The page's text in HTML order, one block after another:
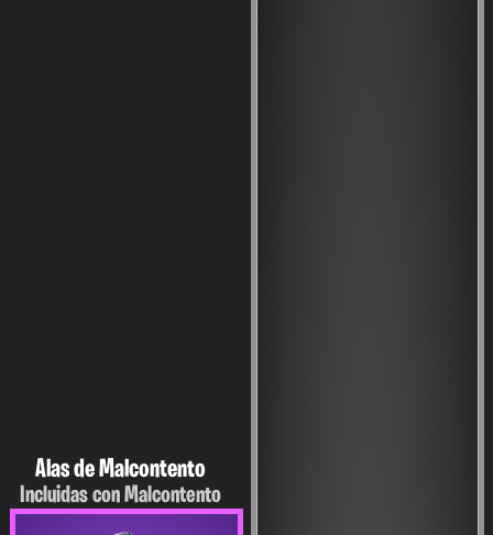
Alas de Malcontento
Incluidas con Malcontento